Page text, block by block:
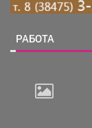
РАБОТА